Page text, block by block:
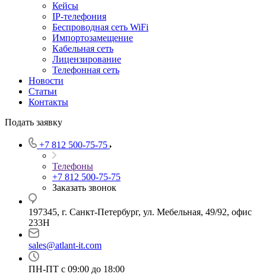
Кейсы
IP-телефония
Беспроводная сеть WiFi
Импортозамещение
Кабельная сеть
Лицензирование
Телефонная сеть
Новости
Статьи
Контакты
Подать заявку
+7 812 500-75-75
Телефоны
+7 812 500-75-75
Заказать звонок
197345, г. Санкт-Петербург, ул. Мебельная, 49/92, офис
233Н
sales@atlant-it.com
ПН-ПТ с 09:00 до 18:00